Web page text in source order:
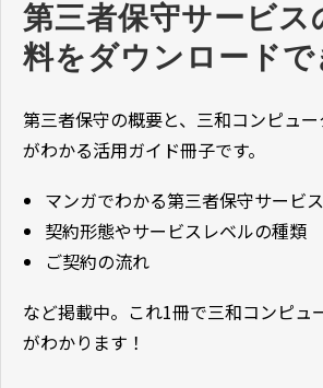
第三者保守サービス
料をダウンロードで
第三者保守の概要と、三和コンピュ
がわかる活用ガイド冊子です。
マンガでわかる第三者保守サービス
契約形態やサービスレベルの種類
ご契約の流れ
など掲載中。これ1冊で三和コンピュ
がわかります！